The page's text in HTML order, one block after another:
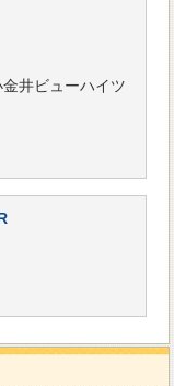
井ビューハイツ